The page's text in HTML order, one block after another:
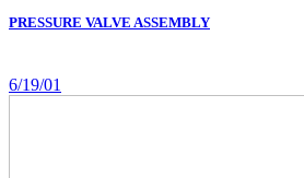
PRESSURE VALVE ASSEMBLY
6/19/01